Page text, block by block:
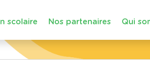
scolaire Nos partenaires Qui